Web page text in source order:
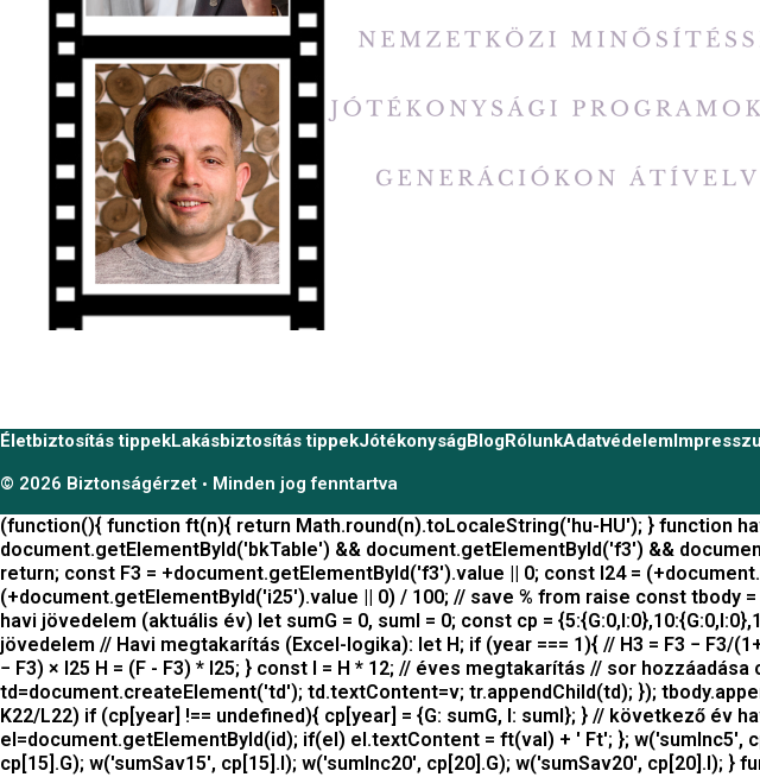
Életbiztosítás tippekLakásbiztosítás tippekJótékonyságBlogRólunkAdatvédelem
© 2026 Biztonságérzet • Minden jog fenntartva
(function(){ function ft(n){ return Math.round(n).toLocaleString('hu-HU'); } function
document.getElementById('bkTable') && document.getElementById('f3') &&
return; const F3 = +document.getElementById('f3').value || 0; const I24 =
(+document.getElementById('i25').value || 0) / 100; // save % from raise const
havi jövedelem (aktuális év) let sumG = 0, sumI = 0; const cp =
jövedelem // Havi megtakarítás (Excel-logika): let H; if (year === 1){ // H3 = F3 − F3/
− F3) × I25 H = (F - F3) * I25; } const I = H * 12; // éves megtakarítás // sor
td=document.createElement('td'); td.textContent=v; tr.appendChild(td); });
K22/L22) if (cp[year] !== undefined){ cp[year] = {G: sumG, I: sumI}; } // következő
el=document.getElementById(id); if(el) el.textContent = ft(val) + ' Ft'; }; w('sumInc5',
cp[15].G); w('sumSav15', cp[15].I); w('sumInc20', cp[20].G); w('sumSav20',